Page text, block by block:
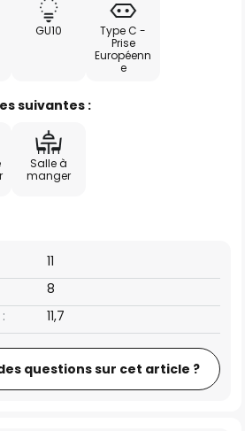
GU10
Type C -
Prise
Européenn
e
suivantes :
Salle à
manger
8
11
11,7
questions sur cet article ?